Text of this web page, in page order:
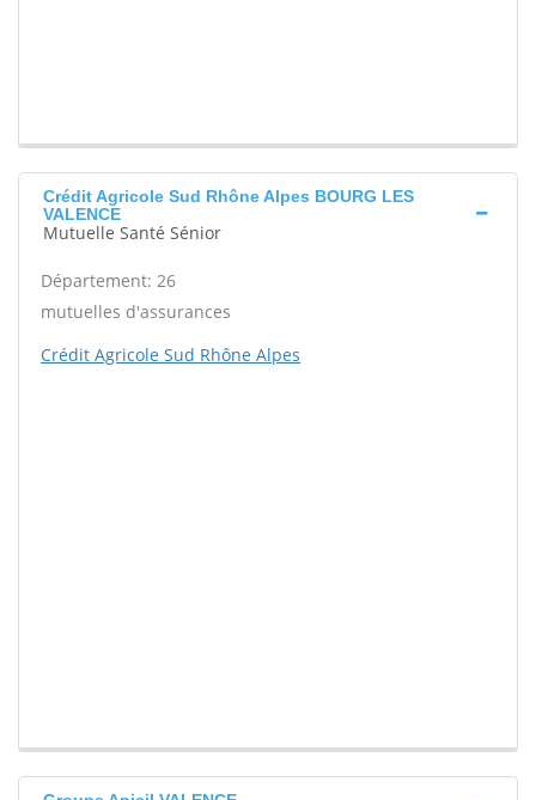
Crédit Agricole Sud Rhône Alpes BOURG LES
VALENCE
Mutuelle Santé Sénior
Département: 26
mutuelles d'assurances
Crédit Agricole Sud Rhône Alpes